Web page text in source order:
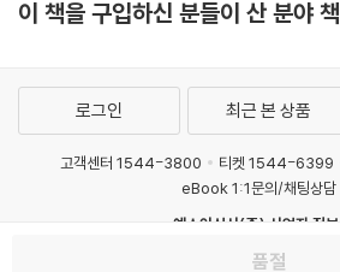
이 책을 구입하신 분들이 산 분야 책
품절
로그인 최근 본 상품
고객센터 1544-3800 티켓 1544-6399
eBook 1:1문의/채팅상담
예스이십사(주) 사업자 정보
개인정보처리방침